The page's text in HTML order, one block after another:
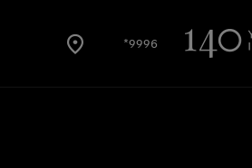
9996*